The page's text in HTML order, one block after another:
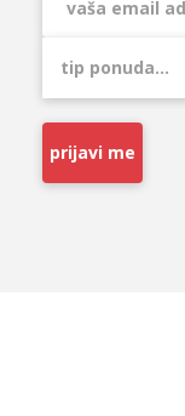
prijavi me